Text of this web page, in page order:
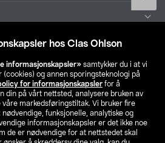
hos Clas Ohlson
informasjonskapsler» samtykker du i at vi
(cookies) og annen sporingsteknologi på
for informasjonskapsler for å
din på vårt nettsted, analysere bruken av
markedsføringstiltak. Vi bruker fire
funksjonelle, analytiske og
informasjonskapsler er det ikke noe
de er nødvendige for at nettstedet skal
Finn din butikk
SE NO FI